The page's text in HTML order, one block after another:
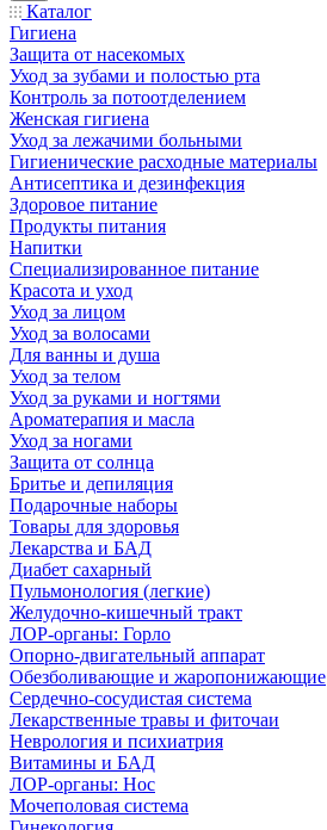
Каталог
Гигиена
Защита от насекомых
Уход за зубами и полостью рта
Контроль за потоотделением
Женская гигиена
Уход за лежачими больными
Гигиенические расходные материалы
Антисептика и дезинфекция
Здоровое питание
Продукты питания
Напитки
Специализированное питание
Красота и уход
Уход за лицом
Уход за волосами
Для ванны и душа
Уход за телом
Уход за руками и ногтями
Ароматерапия и масла
Уход за ногами
Защита от солнца
Бритье и депиляция
Подарочные наборы
Товары для здоровья
Лекарства и БАД
Диабет сахарный
Пульмонология (легкие)
Желудочно-кишечный тракт
ЛОР-органы: Горло
Опорно-двигательный аппарат
Обезболивающие и жаропонижающие
Сердечно-сосудистая система
Лекарственные травы и фиточаи
Неврология и психиатрия
Витамины и БАД
ЛОР-органы: Нос
Мочеполовая система